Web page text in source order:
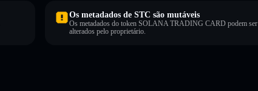
Os metadados de STC são mutáveis
Os metadados do token SOLANA TRADING CARD podem ser
alterados pelo proprietário.